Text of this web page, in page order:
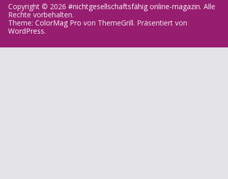
Copyright © 2026 #nichtgesellschaftsfähig online-magazin. Alle
Rechte vorbehalten.
Theme: ColorMag Pro von ThemeGrill. Präsentiert von
WordPress.